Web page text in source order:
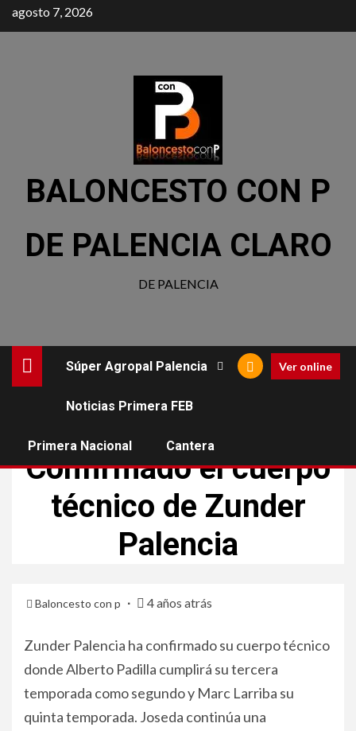
agosto 7, 2026
BALONCESTO CON P
DE PALENCIA CLARO
DE PALENCIA
Súper Agropal Palencia
Noticias Primera FEB
Primera Nacional Cantera
Ver online
Confirmado el cuerpo
técnico de Zunder
Palencia
Baloncesto con p 4 años atrás
Zunder Palencia ha confirmado su cuerpo técnico
donde Alberto Padilla cumplirá su tercera
temporada como segundo y Marc Larriba su
quinta temporada. Joseda continúa una